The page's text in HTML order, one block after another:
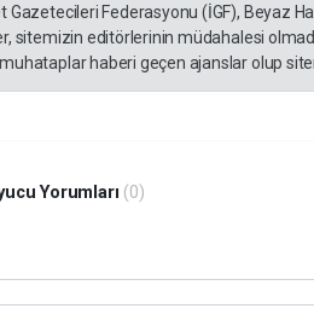
Gazetecileri Federasyonu (İGF), Beyaz
sitemizin editörlerinin müdahalesi
haberi geçen ajanslar olup
Yorumları (0)